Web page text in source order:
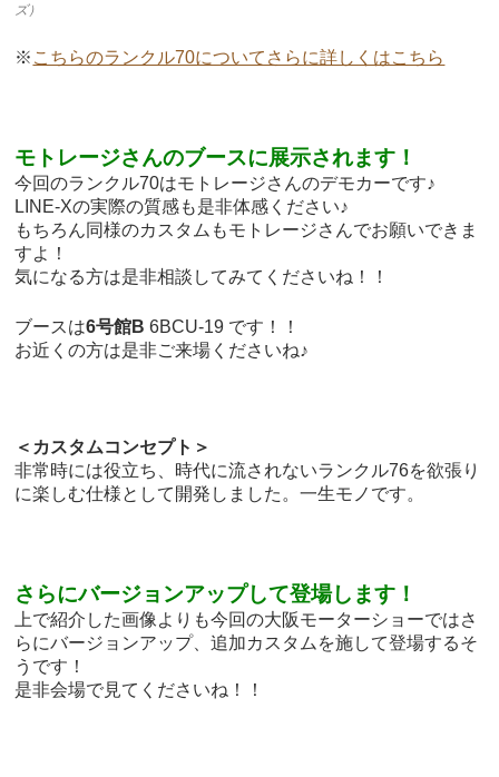
ズ）
※ こちらのランクル70についてさらに詳しくはこちら
モトレージさんのブースに展示されます！
今回のランクル70はモトレージさんのデモカーです♪
LINE-Xの実際の質感も是非体感ください♪
もちろん同様のカスタムもモトレージさんでお願いできま
すよ！
気になる方は是非相談してみてくださいね！！
ブースは6号館B 6BCU-19 です！！
お近くの方は是非ご来場くださいね♪
＜カスタムコンセプト＞
非常時には役立ち、時代に流されないランクル76を欲張り
に楽しむ仕様として開発しました。一生モノです。
さらにバージョンアップして登場します！
上で紹介した画像よりも今回の大阪モーターショーではさ
らにバージョンアップ、追加カスタムを施して登場するそ
うです！
是非会場で見てくださいね！！